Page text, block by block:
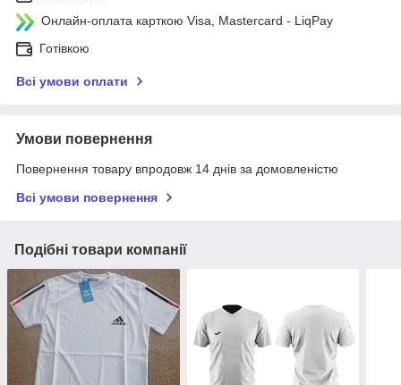
Онлайн-оплата карткою Visa, Mastercard - LiqPay
Готівкою
Всі умови оплати
Умови повернення
Повернення товару впродовж 14 днів за домовленістю
Всі умови повернення
Подібні товари компанії